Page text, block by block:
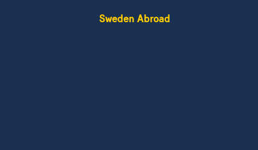
Sweden Abroad